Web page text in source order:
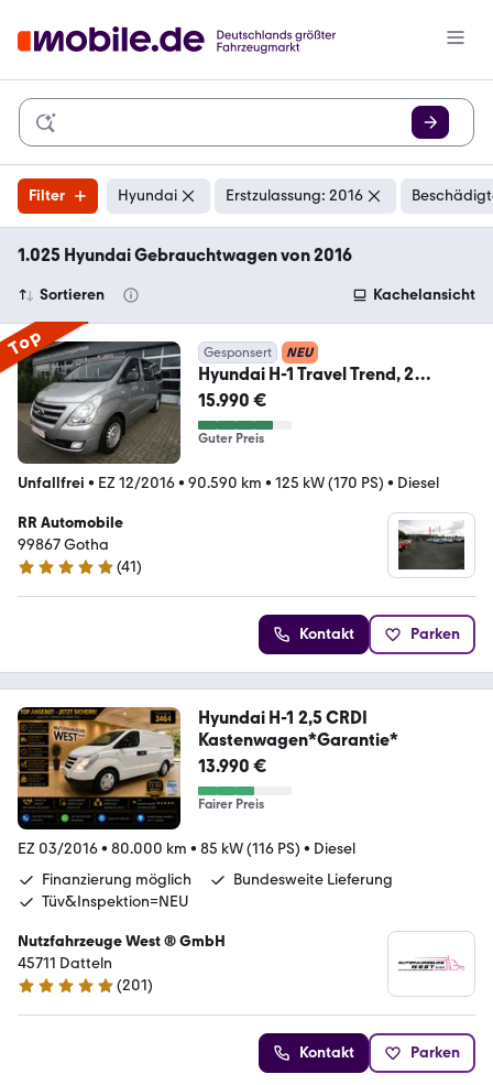
Filter Hyundai Erstzulassung: 2016
1.025 Hyundai Gebrauchtwagen von 2016
Sortieren Kachelansicht
Top Gesponsert NEU
Hyundai H-1 Travel Trend, 2
Schiebetüren, 8 Sitze, Klima
15.990 €
Guter Preis
Unfallfrei • EZ 12/2016• 90.590 km • 125 kW (170 PS) • Diesel
RR Automobile
99867 Gotha
5 Sterne
(41)
Kontakt Parken
Hyundai H-1 2,5 CRDI
Kastenwagen*Garantie*
13.990 €
Fairer Preis
EZ 03/2016• 80.000 km • 85 kW (116 PS) • Diesel
Finanzierung möglich
Bundesweite Lieferung
Tüv&Inspektion=NEU
Nutzfahrzeuge West ® GmbH
45711 Datteln
4.9 Sterne
(201)
Kontakt Parken